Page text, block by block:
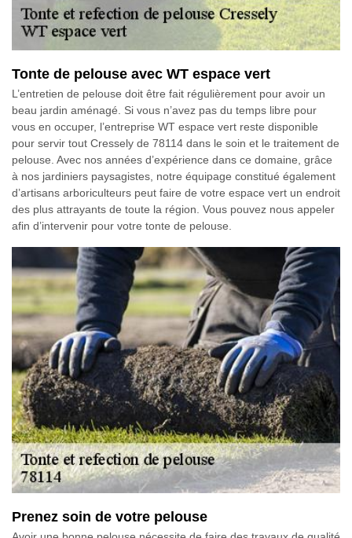
Tonte de pelouse avec WT espace vert
L’entretien de pelouse doit être fait régulièrement pour avoir un
beau jardin aménagé. Si vous n’avez pas du temps libre pour
vous en occuper, l’entreprise WT espace vert reste disponible
pour servir tout Cressely de 78114 dans le soin et le traitement de
pelouse. Avec nos années d’expérience dans ce domaine, grâce
à nos jardiniers paysagistes, notre équipage constitué également
d’artisans arboriculteurs peut faire de votre espace vert un endroit
des plus attrayants de toute la région. Vous pouvez nous appeler
afin d’intervenir pour votre tonte de pelouse.
Prenez soin de votre pelouse